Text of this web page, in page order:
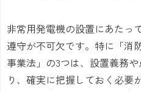
非常用発電機の設置にあたっ
遵守が不可欠です。特に「消
事業法」の3つは、設置義務
り、確実に把握しておく必要